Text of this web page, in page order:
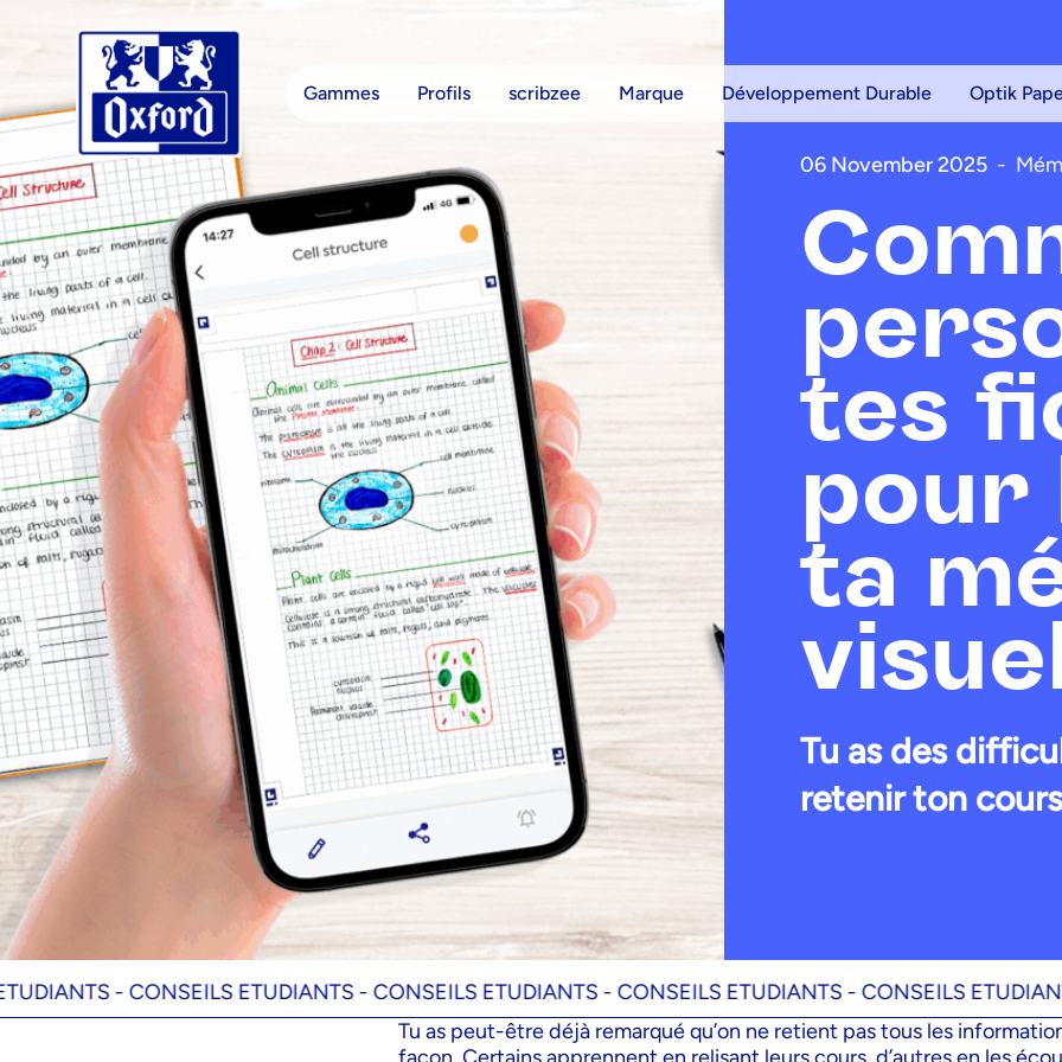
Gammes Profils scribzee Marque Développement Durable Optik
06 November 2025 -
tes
pour
ta
Tu as des
retenir ton
-CONSEILS ETUDIANTS -CONSEILS ETUDIANTS -CONSEILS ETUDIANTS -CONSEILS ETUDIANTS -
Tu as peut-être déjà remarqué qu’on ne retient pas tous les